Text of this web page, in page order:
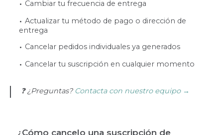
Cambiar tu frecuencia de entrega
Actualizar tu método de pago o dirección de
entrega
Cancelar pedidos individuales ya generados
Cancelar tu suscripción en cualquier momento
❓ ¿Preguntas? Contacta con nuestro equipo →
¿Cómo cancelo una suscripción de